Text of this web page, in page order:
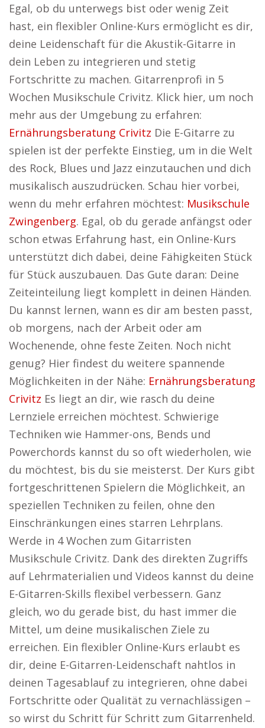
Egal, ob du unterwegs bist oder wenig Zeit
hast, ein flexibler Online-Kurs ermöglicht es dir,
deine Leidenschaft für die Akustik-Gitarre in
dein Leben zu integrieren und stetig
Fortschritte zu machen. Gitarrenprofi in 5
Wochen Musikschule Crivitz. Klick hier, um noch
mehr aus der Umgebung zu erfahren:
Ernährungsberatung Crivitz Die E-Gitarre zu
spielen ist der perfekte Einstieg, um in die Welt
des Rock, Blues und Jazz einzutauchen und dich
musikalisch auszudrücken. Schau hier vorbei,
wenn du mehr erfahren möchtest: Musikschule
Zwingenberg. Egal, ob du gerade anfängst oder
schon etwas Erfahrung hast, ein Online-Kurs
unterstützt dich dabei, deine Fähigkeiten Stück
für Stück auszubauen. Das Gute daran: Deine
Zeiteinteilung liegt komplett in deinen Händen.
Du kannst lernen, wann es dir am besten passt,
ob morgens, nach der Arbeit oder am
Wochenende, ohne feste Zeiten. Noch nicht
genug? Hier findest du weitere spannende
Möglichkeiten in der Nähe: Ernährungsberatung
Crivitz Es liegt an dir, wie rasch du deine
Lernziele erreichen möchtest. Schwierige
Techniken wie Hammer-ons, Bends und
Powerchords kannst du so oft wiederholen, wie
du möchtest, bis du sie meisterst. Der Kurs gibt
fortgeschrittenen Spielern die Möglichkeit, an
speziellen Techniken zu feilen, ohne den
Einschränkungen eines starren Lehrplans.
Werde in 4 Wochen zum Gitarristen
Musikschule Crivitz. Dank des direkten Zugriffs
auf Lehrmaterialien und Videos kannst du deine
E-Gitarren-Skills flexibel verbessern. Ganz
gleich, wo du gerade bist, du hast immer die
Mittel, um deine musikalischen Ziele zu
erreichen. Ein flexibler Online-Kurs erlaubt es
dir, deine E-Gitarren-Leidenschaft nahtlos in
deinen Tagesablauf zu integrieren, ohne dabei
Fortschritte oder Qualität zu vernachlässigen –
so wirst du Schritt für Schritt zum Gitarrenheld.